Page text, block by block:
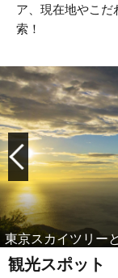
ア、現在地やこ
索！
女性に人気
観光スポット